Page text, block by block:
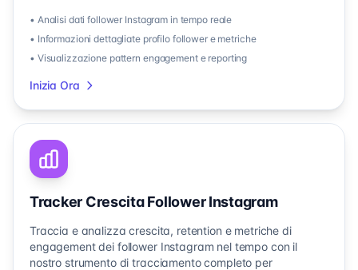
• Analisi dati follower Instagram in tempo reale
• Informazioni dettagliate profilo follower e metriche
• Visualizzazione pattern engagement e reporting
Inizia Ora
Tracker Crescita Follower Instagram
Traccia e analizza crescita, retention e metriche di
engagement dei follower Instagram nel tempo con il
nostro strumento di tracciamento completo per